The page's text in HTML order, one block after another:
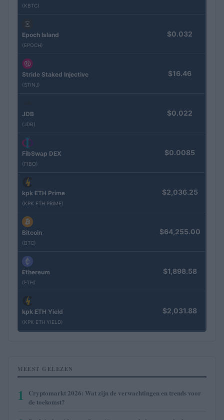
(KBTC)
Epoch Island
(EPOCH)
$0.032
Stride Staked Injective
(STINJ)
$16.46
JDB
(JDB)
$0.022
FibSwap DEX
(FIBO)
$0.0085
kpk ETH Prime
(KPK ETH PRIME)
$2,036.25
Bitcoin
(BTC)
$64,255.00
Ethereum
(ETH)
$1,898.58
kpk ETH Yield
(KPK ETH YIELD)
$2,031.88
MEEST GELEZEN
1
Cryptomarkt 2026: Wat zijn de verwachtingen en trends voor
de toekomst?